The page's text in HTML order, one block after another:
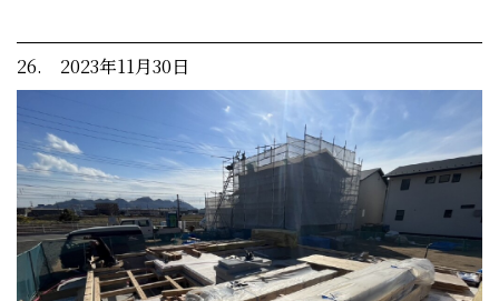
26. 2023年11月30日